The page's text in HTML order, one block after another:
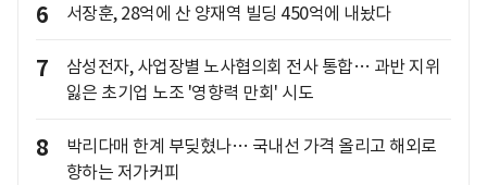
6 서장훈, 28억에 산 양재역 빌딩 450억에 내놨다
7
삼성전자, 사업장별 노사협의회 전사 통합… 과반 지위
잃은 초기업 노조 '영향력 만회' 시도
8
박리다매 한계 부딪혔나… 국내선 가격 올리고 해외로
향하는 저가커피